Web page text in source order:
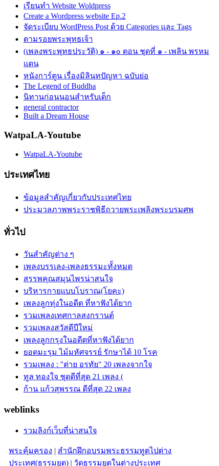
เรียนทำ Website Woldpress
Create a Wordpress website Ep.2
จัดระเบียบ WordPress Post ด้วย Categories และ Tags
ตามรอยพระพุทธเจ้า
(เพลงพระพุทธประวัติ) ๑ - ๑๐ ตอน ชุดที่ ๑ - เพลิน พรหม
แดน
หนังการ์ตูน เรื่องมิลินทปัญหา ฉบับย่อ
The Legend of Buddha
นิทานก่อนนอนสำหรับเด็ก
general contractor
Built a Dream House
WatpaLA-Youtube
WatpaLA-Youtube
ประเทศไทย
ข้อมูลสำคัญเกี่ยวกับประเทศไทย
ประมวลภาพพระราชพิธีถวายพระเพลิงพระบรมศพ
ทั่วไป
วันสำคัญต่าง ๆ
เพลงบรรเลง-เพลงธรรมะทั้งหมด
สรรพคุณสมุนไพรน่าสนใจ
บริหารกายแบบโบราณ(โยคะ)
เพลงลูกทุ่งในอดีต ที่หาฟังได้ยาก
รวมเพลงเทศกาลสงกรานต์
รวมเพลงสวัสดีปีใหม่
เพลงลูกกรุงในอดีตที่หาฟังได้ยาก
ยอดมะรุม ไม้มหัศจรรย์ รักษาได้ 10 โรค
รวมเพลง : "ต่าย อรทัย" 20 เพลงจากใจ
ทูล ทองใจ ชุดดีที่สุด 21 เพลง (
ก้าน แก้วสุพรรณ ดีที่สุด 22 เพลง
weblinks
รวมลิงก์เว็บที่น่าสนใจ
พระคุ้มครอง | สำนักฝึกอบรมพระธรรมทูตไปต่าง
ประเทศ(ธรรมยุต) | วัดธรรมยุตในต่างประเทศ